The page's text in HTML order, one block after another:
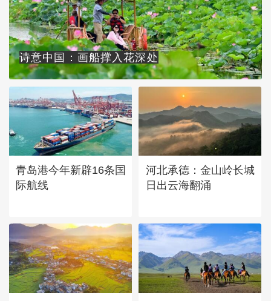
诗意中国：画船撑入花深处
青岛港今年新辟16条国
际航线
河北承德：金山岭长城
日出云海翻涌